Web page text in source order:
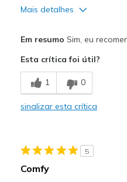
Mais detalhes
Contras
Came with a strong odor,
Feels
Sizing
Em resumo Sim, eu
Esta crítica foi útil?
1 0
sinalizar esta crítica
5
Comfy